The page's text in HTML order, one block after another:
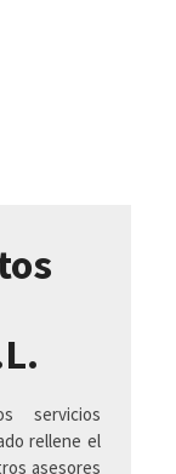
servicios
rellene el
asesores